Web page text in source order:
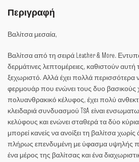
Περιγραφή
Βαλίτσα μεσαία,
Βαλίτσα από τη σειρά Leather & More.
δερμάτινες λεπτομέρειες, καθιστούν αυτή
ξεχωριστό. Αλλά έχει πολλά περισσότερα
φερμουάρ που ενώνει τους δυο
πολυανθρακικό κέλυφος, έχει πολύ
κλειδαριά συνδυασμού TSA είναι
κελύφους και ενώνει σταθερά τα δύο
μπορεί κανείς να ανοίξει τη βαλίτσα χωρίς
πλήρως επενδυμένη με ύφασμα υψηλής
ένα μέρος της βαλίτσας και ένα